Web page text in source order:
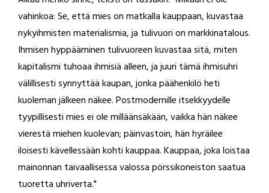
vahinkoa: Se, että mies on matkalla kauppaan, kuvastaa
nykyihmisten materialismia, ja tulivuori on markkinatalous.
Ihmisen hyppääminen tulivuoreen kuvastaa sitä, miten
kapitalismi tuhoaa ihmisiä alleen, ja juuri tämä ihmisuhri
välillisesti synnyttää kaupan, jonka päähenkilö heti
kuoleman jälkeen näkee. Postmodernille itsekkyydelle
tyypillisesti mies ei ole milläänsäkään, vaikka hän näkee
vierestä miehen kuolevan; päinvastoin, hän hyräilee
iloisesti kävellessään kohti kauppaa. Kauppaa, joka loistaa
mainonnan taivaallisessa valossa pörssikoneiston saatua
tuoretta uhriverta."